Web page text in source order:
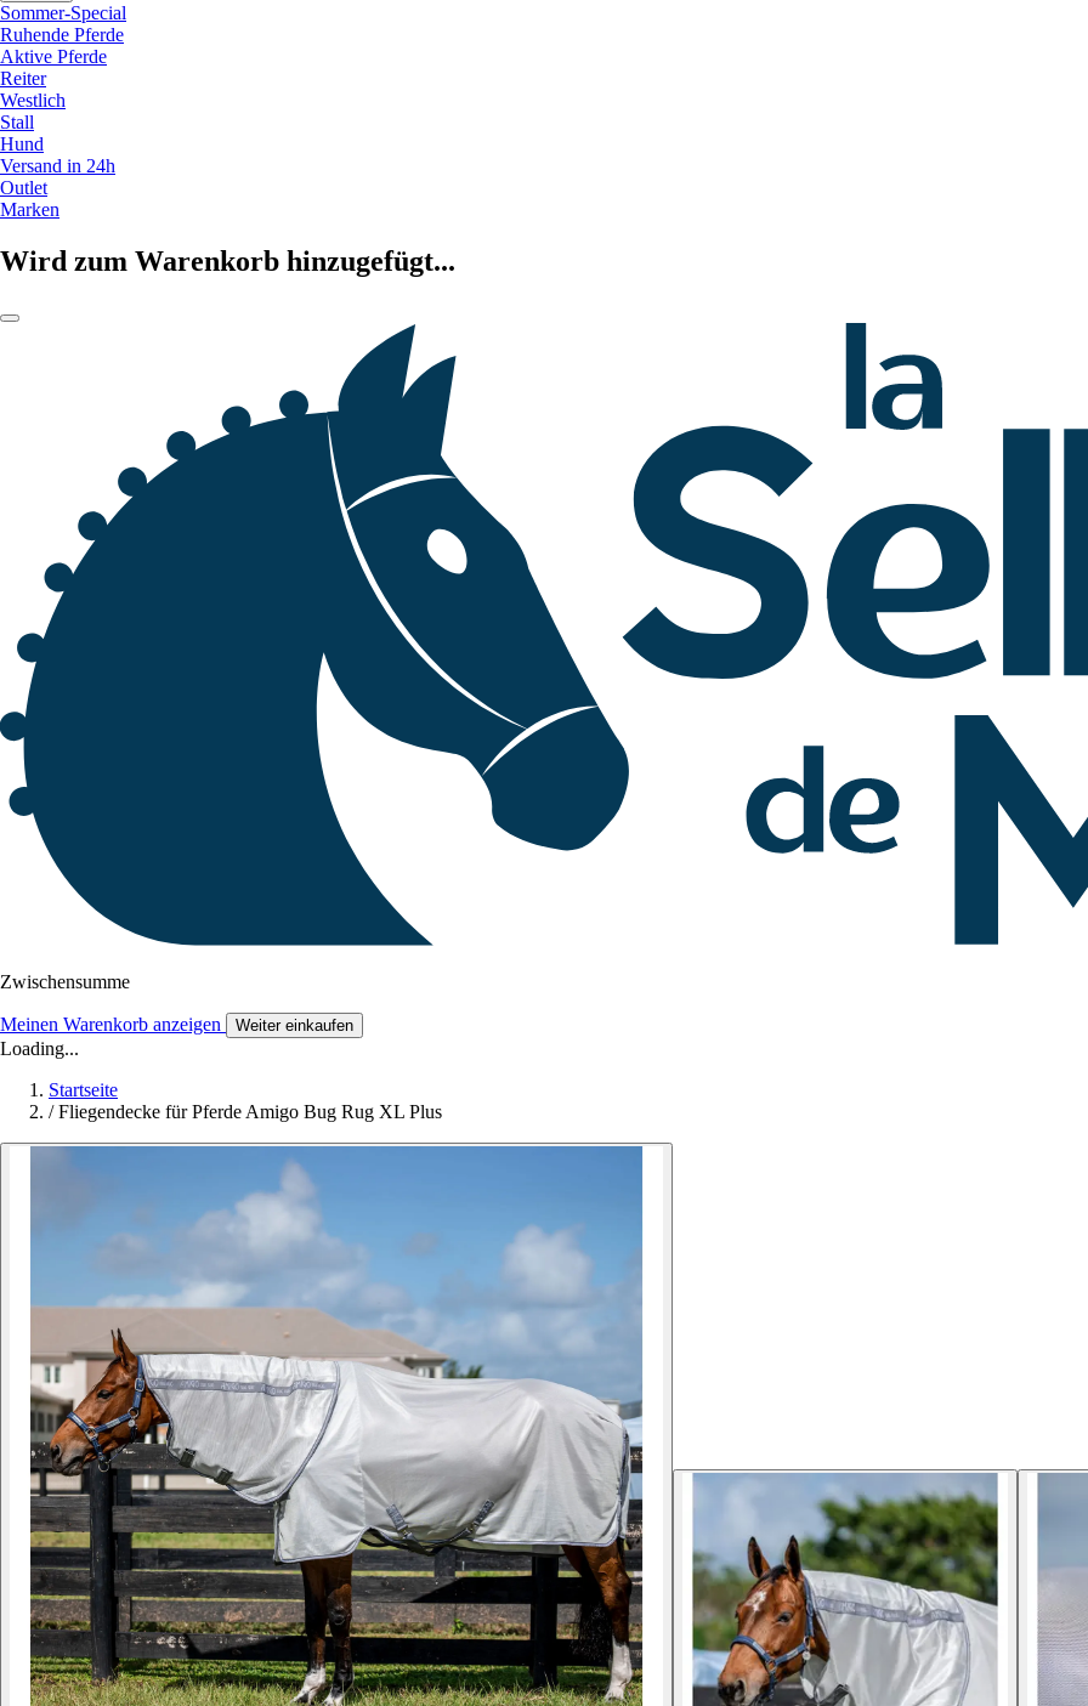
Sommer-Special
Ruhende Pferde
Aktive Pferde
Reiter
Westlich
Stall
Hund
Versand in 24h
Outlet
Marken
Wird zum Warenkorb hinzugefügt...
Zwischensumme
Meinen Warenkorb anzeigen Weiter einkaufen
Loading...
Startseite
/ Fliegendecke für Pferde Amigo Bug Rug XL Plus